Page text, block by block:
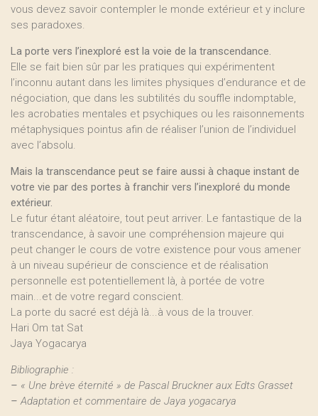
vous devez savoir contempler le monde extérieur et y inclure
ses paradoxes.
La porte vers l’inexploré est la voie de la transcendance.
Elle se fait bien sûr par les pratiques qui expérimentent
l’inconnu autant dans les limites physiques d’endurance et de
négociation, que dans les subtilités du souffle indomptable,
les acrobaties mentales et psychiques ou les raisonnements
métaphysiques pointus afin de réaliser l’union de l’individuel
avec l’absolu.
Mais la transcendance peut se faire aussi à chaque instant de
votre vie par des portes à franchir vers l’inexploré du monde
extérieur.
Le futur étant aléatoire, tout peut arriver. Le fantastique de la
transcendance, à savoir une compréhension majeure qui
peut changer le cours de votre existence pour vous amener
à un niveau supérieur de conscience et de réalisation
personnelle est potentiellement là, à portée de votre
main...et de votre regard conscient.
La porte du sacré est déjà là...à vous de la trouver.
Hari Om tat Sat
Jaya Yogacarya
Bibliographie :
– « Une brève éternité » de Pascal Bruckner aux Edts Grasset
– Adaptation et commentaire de Jaya yogacarya